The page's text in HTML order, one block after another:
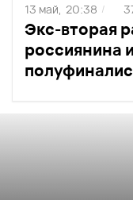
Экс-вторая
россиянина
13 май, 20:38 /